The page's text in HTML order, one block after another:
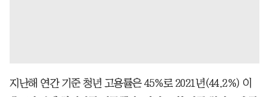
지난해 연간 기준 청년 고용률은 45%로 2021년(44.2%) 이